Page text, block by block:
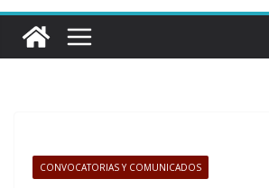
CONVOCATORIAS Y COMUNICADOS